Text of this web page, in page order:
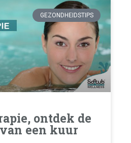
GEZONDHEIDSTIPS
ontdek de
een kuur